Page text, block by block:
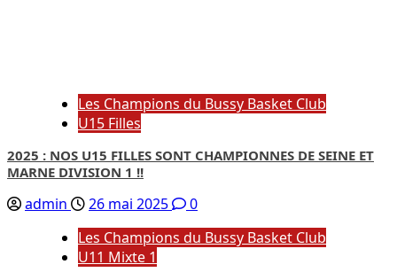
Les Champions du Bussy Basket Club
U15 Filles
2025 : NOS U15 FILLES SONT CHAMPIONNES DE SEINE ET
MARNE DIVISION 1 !!
admin 26 mai 2025
0
Les Champions du Bussy Basket Club
U11 Mixte 1